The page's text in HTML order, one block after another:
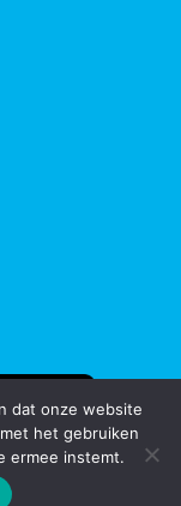
dat onze website
het gebruiken
ermee instemt.